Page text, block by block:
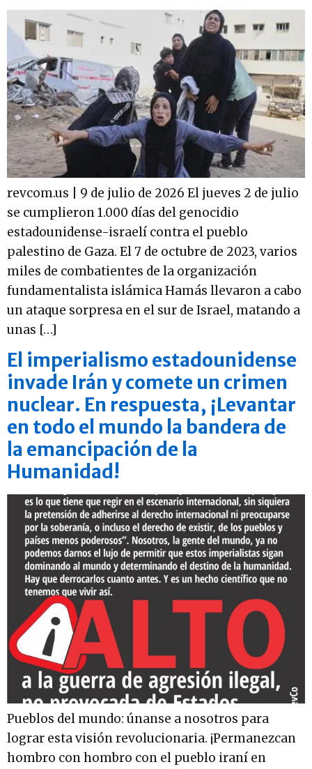
revcom.us | 9 de julio de 2026 El jueves 2 de julio
se cumplieron 1.000 días del genocidio
estadounidense-israelí contra el pueblo
palestino de Gaza. El 7 de octubre de 2023, varios
miles de combatientes de la organización
fundamentalista islámica Hamás llevaron a cabo
un ataque sorpresa en el sur de Israel, matando a
unas […]
El imperialismo estadounidense
invade Irán y comete un crimen
nuclear. En respuesta, ¡Levantar
en todo el mundo la bandera de
la emancipación de la
Humanidad!
Pueblos del mundo: únanse a nosotros para
lograr esta visión revolucionaria. ¡Permanezcan
hombro con hombro con el pueblo iraní en